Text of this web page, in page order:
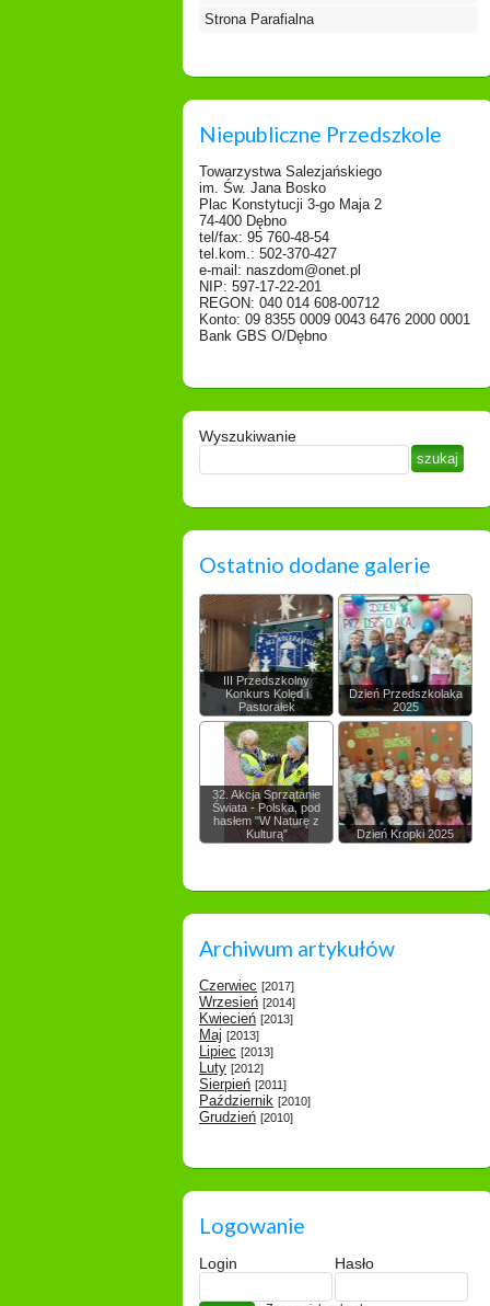
Strona Parafialna
Niepubliczne Przedszkole
Towarzystwa Salezjańskiego
im. Św. Jana Bosko
Plac Konstytucji 3-go Maja 2
74-400 Dębno
tel/fax: 95 760-48-54
tel.kom.: 502-370-427
e-mail: naszdom@onet.pl
NIP: 597-17-22-201
REGON: 040 014 608-00712
Konto: 09 8355 0009 0043 6476 2000 0001
Bank GBS O/Dębno
Wyszukiwanie
Ostatnio dodane galerie
III Przedszkolny
Konkurs Kolęd i
Pastorałek
Dzień Przedszkolaka
2025
32. Akcja Sprzątanie
Świata - Polska, pod
hasłem "W Naturę z
Kulturą"
Dzień Kropki 2025
Archiwum artykułów
Czerwiec [2017]
Wrzesień [2014]
Kwiecień [2013]
Maj [2013]
Lipiec [2013]
Luty [2012]
Sierpień [2011]
Październik [2010]
Grudzień [2010]
Logowanie
Login Hasło